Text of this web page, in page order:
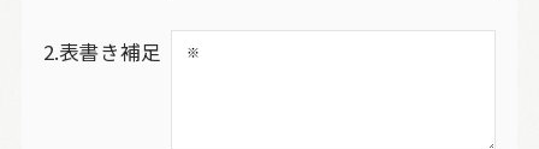
2.表書き補足